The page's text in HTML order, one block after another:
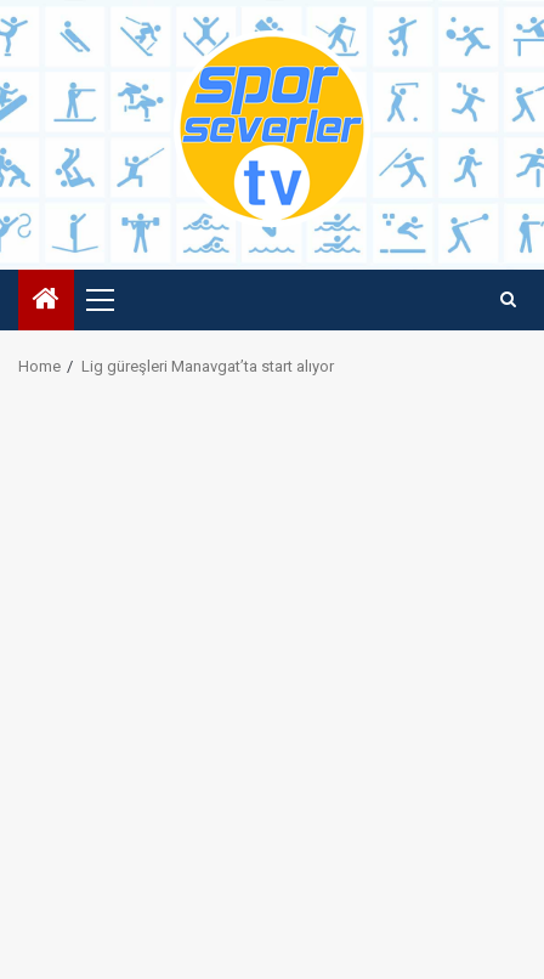
Skip
to
Primary
Menu
Home Lig güreşleri Manavgat’ta start alıyor